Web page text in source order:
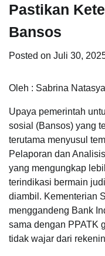
Pastikan
Bansos
Posted on Juli 30,
Oleh : Sabrina
Upaya pemerintah
sosial (Bansos) yang
terutama menyusul
Pelaporan dan
yang mengungkap
terindikasi bermain
diambil. Kementerian
menggandeng Bank
sama dengan PPATK
tidak wajar dari